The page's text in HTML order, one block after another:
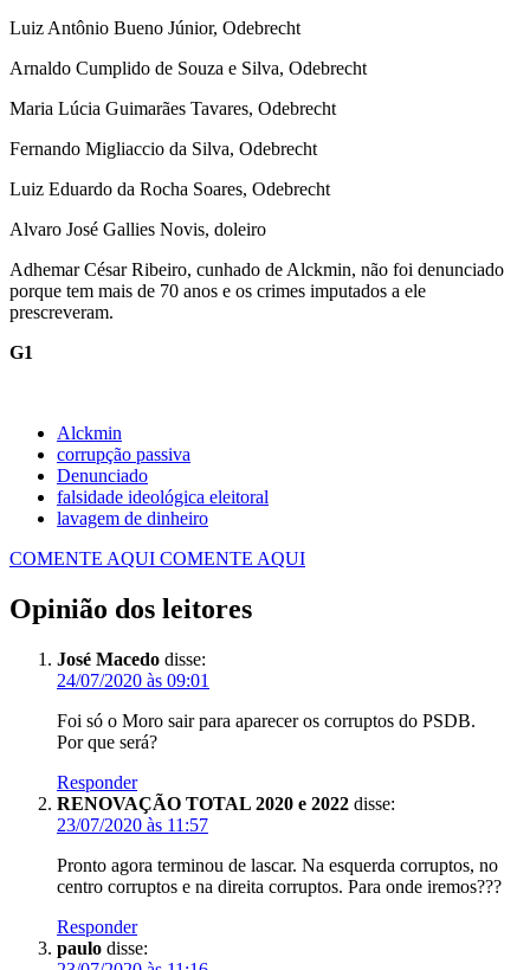
Luiz Antônio Bueno Júnior, Odebrecht
Arnaldo Cumplido de Souza e Silva, Odebrecht
Maria Lúcia Guimarães Tavares, Odebrecht
Fernando Migliaccio da Silva, Odebrecht
Luiz Eduardo da Rocha Soares, Odebrecht
Alvaro José Gallies Novis, doleiro
Adhemar César Ribeiro, cunhado de Alckmin, não foi denunciado
porque tem mais de 70 anos e os crimes imputados a ele
prescreveram.
G1
Alckmin
corrupção passiva
Denunciado
falsidade ideológica eleitoral
lavagem de dinheiro
COMENTE AQUI COMENTE AQUI
Opinião dos leitores
José Macedo disse:
24/07/2020 às 09:01
Foi só o Moro sair para aparecer os corruptos do PSDB.
Por que será?
Responder
RENOVAÇÃO TOTAL 2020 e 2022 disse:
23/07/2020 às 11:57
Pronto agora terminou de lascar. Na esquerda corruptos, no
centro corruptos e na direita corruptos. Para onde iremos???
Responder
paulo disse: